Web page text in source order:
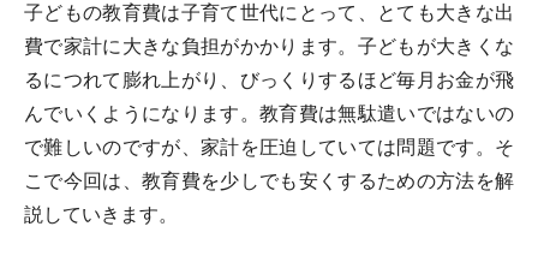
子どもの教育費は子育て世代にとって、とても大きな出
費で家計に大きな負担がかかります。子どもが大きくな
るにつれて膨れ上がり、びっくりするほど毎月お金が飛
んでいくようになります。教育費は無駄遣いではないの
で難しいのですが、家計を圧迫していては問題です。そ
こで今回は、教育費を少しでも安くするための方法を解
説していきます。